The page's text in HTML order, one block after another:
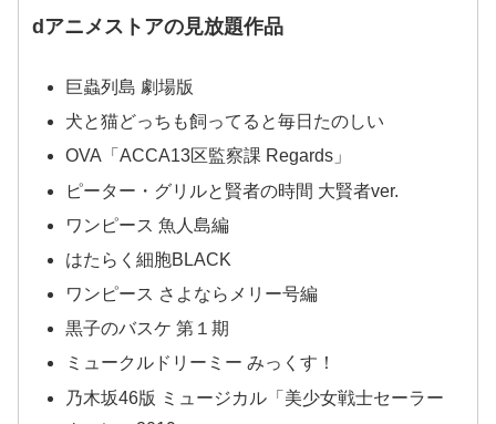
dアニメストアの見放題作品
巨蟲列島 劇場版
犬と猫どっちも飼ってると毎日たのしい
OVA「ACCA13区監察課 Regards」
ピーター・グリルと賢者の時間 大賢者ver.
ワンピース 魚人島編
はたらく細胞BLACK
ワンピース さよならメリー号編
黒子のバスケ 第１期
ミュークルドリーミー みっくす！
乃木坂46版 ミュージカル「美少女戦士セーラー